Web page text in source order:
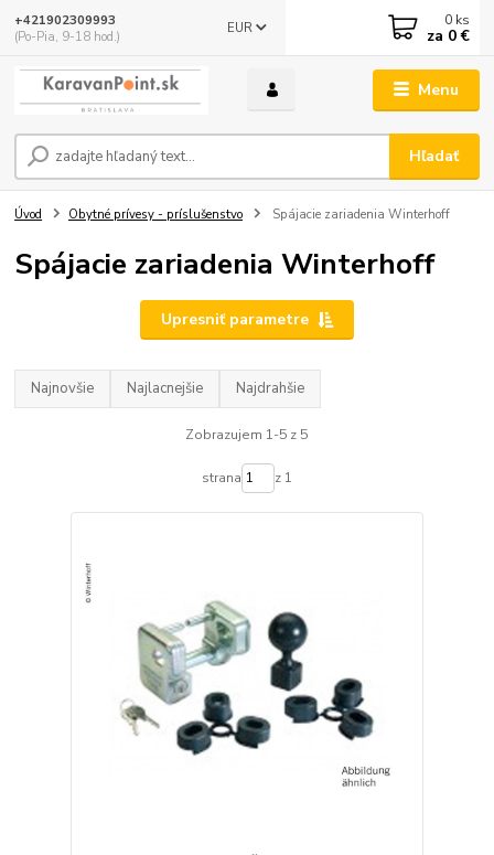
Menu
EUR
Hľadať
+421902309993
(Po-Pia, 9-18 hod.)
0 ks
za 0 €
Úvod Obytné prívesy - príslušenstvo Spájacie zariadenia Winterhoff
Spájacie zariadenia Winterhoff
Upresniť parametre
Najnovšie Najlacnejšie Najdrahšie
Zobrazujem 1-5 z 5
strana z 1